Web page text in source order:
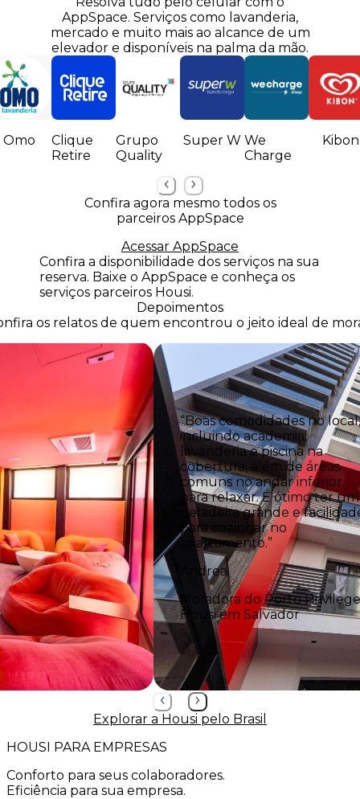
AppSpace. Serviços como lavanderia,
mercado e muito mais ao alcance de um
elevador e disponíveis na palma da mão.
Omo
Clique
Retire
Grupo
Quality
Super W We
Charge
Kibon
Confira agora mesmo todos os
parceiros AppSpace
Acessar AppSpace
Confira a disponibilidade dos serviços na sua
reserva. Baixe o AppSpace e conheça os
serviços parceiros Housi.
Depoimentos
os relatos de quem encontrou o jeito ideal de
“Boas comodidades no local,
incluindo academia,
lavanderia e piscina na
cobertura, além de áreas
comuns no andar inferior
para relaxar. É ótimo ter
geladeira grande e
para cozinhar no
apartamento.”
Andrea
Moradora do Porto Privilege
Housi em Salvador
Explorar a Housi pelo Brasil
HOUSI PARA EMPRESAS
Conforto para seus colaboradores.
Eficiência para sua empresa.